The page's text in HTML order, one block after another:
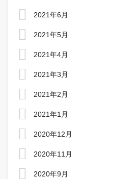
2021年6月
2021年5月
2021年4月
2021年3月
2021年2月
2021年1月
2020年12月
2020年11月
2020年9月